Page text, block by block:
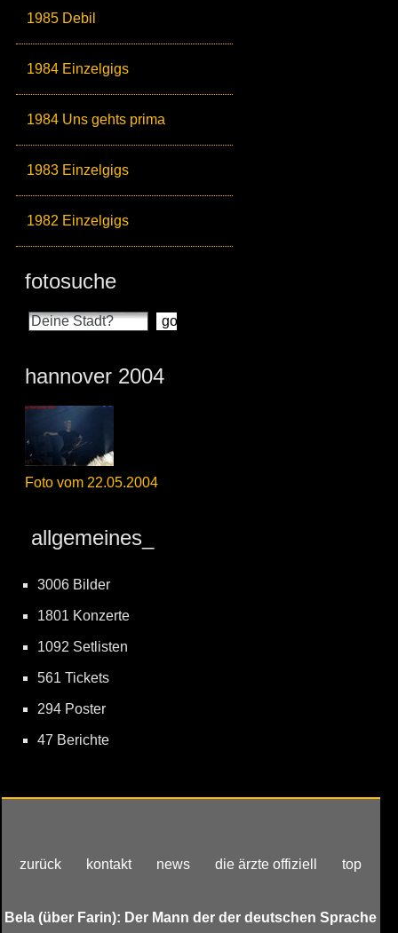
1985 Debil
1984 Einzelgigs
1984 Uns gehts prima
1983 Einzelgigs
1982 Einzelgigs
fotosuche
hannover 2004
Foto vom 22.05.2004
allgemeines_
3006 Bilder
1801 Konzerte
1092 Setlisten
561 Tickets
294 Poster
47 Berichte
zurück kontakt news die ärzte offiziell top
Bela (über Farin): Der Mann der der deutschen Sprache